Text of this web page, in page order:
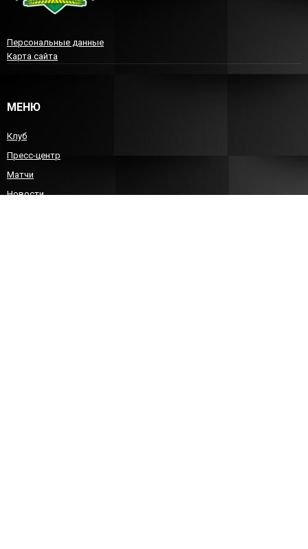
Персональные данные
Карта сайта
МЕНЮ
Клуб
Пресс-центр
Матчи
Новости